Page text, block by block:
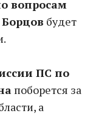
вопросам
будет
ПС по
поборется за
а